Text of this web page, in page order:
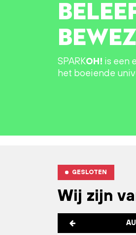
SPARKOH! is een
het boeiende
GESLOTEN
Wij zijn